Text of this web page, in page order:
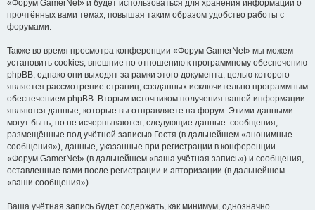
«Форум GamerNet» и будет использоваться для хранения информации о
прочтённых вами темах, повышая таким образом удобство работы с
форумами.
Также во время просмотра конференции «Форум GamerNet» мы можем
установить cookies, внешние по отношению к программному обеспечению
phpBB, однако они выходят за рамки этого документа, целью которого
является рассмотрение страниц, созданных исключительно программным
обеспечением phpBB. Вторым источником получения вашей информации
являются данные, которые вы отправляете на форум. Этими данными
могут быть, но не исчерпываются, следующие данные: сообщения,
размещённые под учётной записью Гостя (в дальнейшем «анонимные
сообщения»), данные, указанные при регистрации в конференции
«Форум GamerNet» (в дальнейшем «ваша учётная запись») и сообщения,
оставленные вами после регистрации и авторизации (в дальнейшем
«ваши сообщения»).
Ваша учётная запись будет содержать, как минимум, однозначно